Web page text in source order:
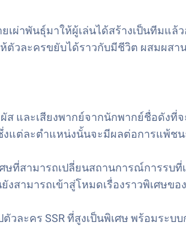
เผ่าพันธุ์มาให้ผู้เล่นได้สร้างเป็นทีมแ
ตัวละครขยับได้ราวกับมีชีวิต ผสมผสา
ส และเสียงพากย์จากนักพากย์ชื่อดัง
งแต่ละตำแหน่งนั้นจะมีผลต่อการแพ้ชน
ที่สามารถเปลี่ยนสถานการณ์การรบที่
งสามารถเข้าสู่โหมดเรื่องราวพิเศษ
วละคร SSR ที่สูงเป็นพิเศษ พร้อมระ